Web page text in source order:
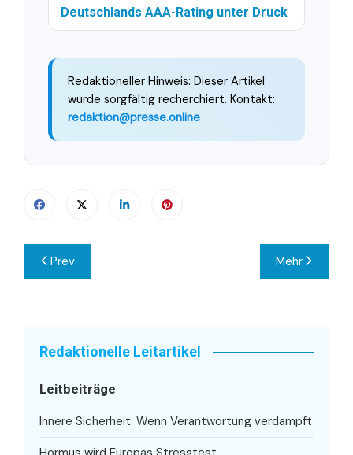
Deutschlands AAA-Rating unter Druck
Redaktioneller Hinweis: Dieser Artikel
wurde sorgfältig recherchiert. Kontakt:
redaktion@presse.online
Beitragsnavigation
Prev Mehr
Redaktionelle Leitartikel
Leitbeiträge
Innere Sicherheit: Wenn Verantwortung verdampft